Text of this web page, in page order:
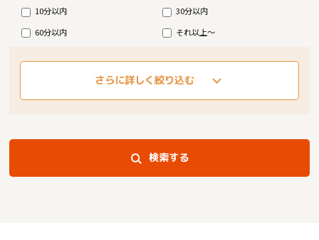
10分以内
30分以内
60分以内
それ以上～
さらに詳しく絞り込む
検索する